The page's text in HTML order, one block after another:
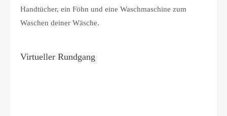
Handtücher, ein Föhn und eine Waschmaschine zum
Waschen deiner Wäsche.
Virtueller Rundgang